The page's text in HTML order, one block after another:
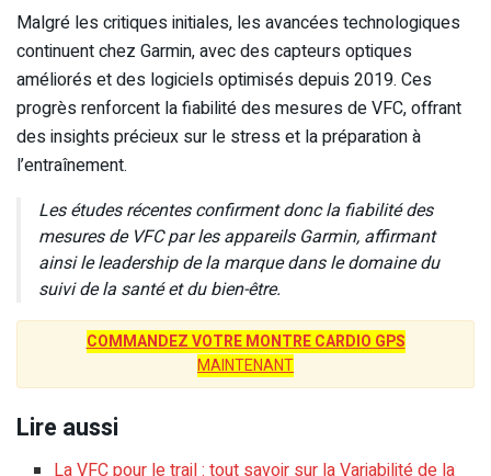
Malgré les critiques initiales, les avancées technologiques
continuent chez Garmin, avec des capteurs optiques
améliorés et des logiciels optimisés depuis 2019. Ces
progrès renforcent la fiabilité des mesures de VFC, offrant
des insights précieux sur le stress et la préparation à
l’entraînement.
Les études récentes confirment donc la fiabilité des
mesures de VFC par les appareils Garmin, affirmant
ainsi le leadership de la marque dans le domaine du
suivi de la santé et du bien-être.
COMMANDEZ VOTRE MONTRE CARDIO GPS
MAINTENANT
Lire aussi
La VFC pour le trail : tout savoir sur la Variabilité de la